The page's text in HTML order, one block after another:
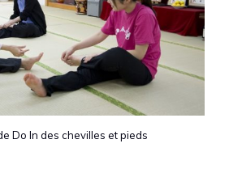
Do In des chevilles et pieds